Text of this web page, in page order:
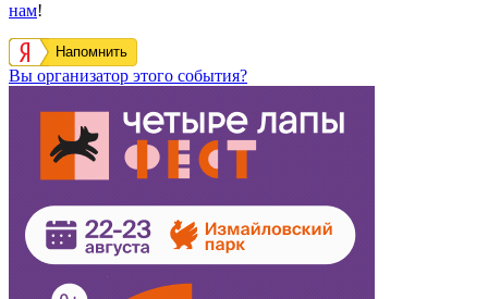
нам!
Напомнить
Вы организатор этого события?